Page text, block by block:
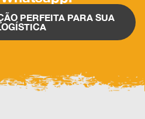
PERFEITA PARA SUA